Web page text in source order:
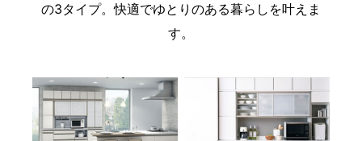
の3タイプ。快適でゆとりのある暮らしを叶えま
す。